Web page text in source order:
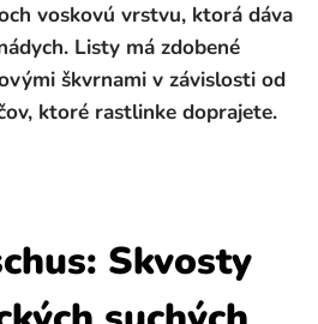
voskovú vrstvu, ktorá dáva
Listy má zdobené
škvrnami v závislosti od
ktoré rastlinke doprajete.
Skvosty